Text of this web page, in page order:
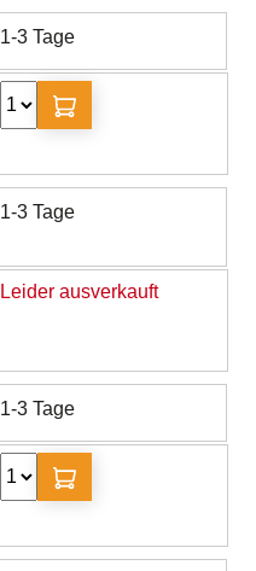
1-3 Tage
1-3 Tage
Leider ausverkauft
1-3 Tage